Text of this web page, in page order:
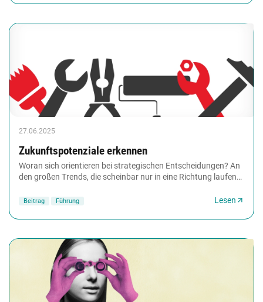
27.06.2025
Zukunftspotenziale erkennen
Woran sich orientieren bei strategischen Entscheidungen? An
den großen Trends, die scheinbar nur in eine Richtung laufen?
Beitrag Führung Lesen